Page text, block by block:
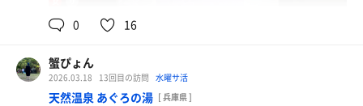
0 16
蟹ぴょん
2026.03.18 13回目の訪問 水曜サ活
天然温泉 あぐろの湯 [ 兵庫県 ]